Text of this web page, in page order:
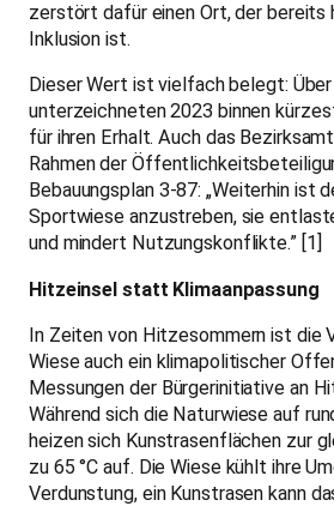
zerstört dafür einen Ort, der
Inklusion ist.
Dieser Wert ist vielfach belegt:
unterzeichneten 2023 binnen
für ihren Erhalt. Auch das
Rahmen der
Bebauungsplan 3-87: „Weiterhin ist
Sportwiese anzustreben, sie
und mindert Nutzungskonflikte.” [1]
Hitzeinsel statt Klimaanpassung
In Zeiten von Hitzesommern ist die
Wiese auch ein klimapolitischer
Messungen der Bürgerinitiative an
Während sich die Naturwiese auf
heizen sich Kunstrasenflächen zur
zu 65 °C auf. Die Wiese kühlt ihre
Verdunstung, ein Kunstrasen kann